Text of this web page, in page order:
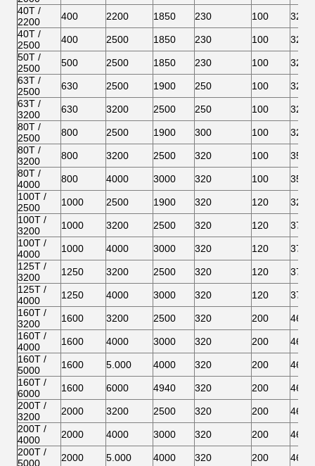
40T /
2200
400 2200 1850 230 100
320
40T /
2500
400 2500 1850 230 100
320
50T /
2500
500 2500 1850 230 100
320
63T /
2500
630 2500 1900 250 100
320
63T /
3200
630 3200 2500 250 100
320
80T /
2500
800 2500 1900 300 100
320
80T /
3200
800 3200 2500 320 100
350
80T /
4000
800 4000 3000 320 100
350
100T /
2500
1000 2500 1900 320 120
320
100T /
3200
1000 3200 2500 320 120
370
100T /
4000
1000 4000 3000 320 120
370
125T /
3200
1250 3200 2500 320 120
370
125T /
4000
1250 4000 3000 320 120
370
160T /
3200
1600 3200 2500 320 200
460
160T /
4000
1600 4000 3000 320 200
460
160T /
5000
1600 5.000 4000 320 200
460
160T /
6000
1600 6000 4940 320 200
460
200T /
3200
2000 3200 2500 320 200
460
200T /
4000
2000 4000 3000 320 200
460
200T /
5000
2000 5.000 4000 320 200
460